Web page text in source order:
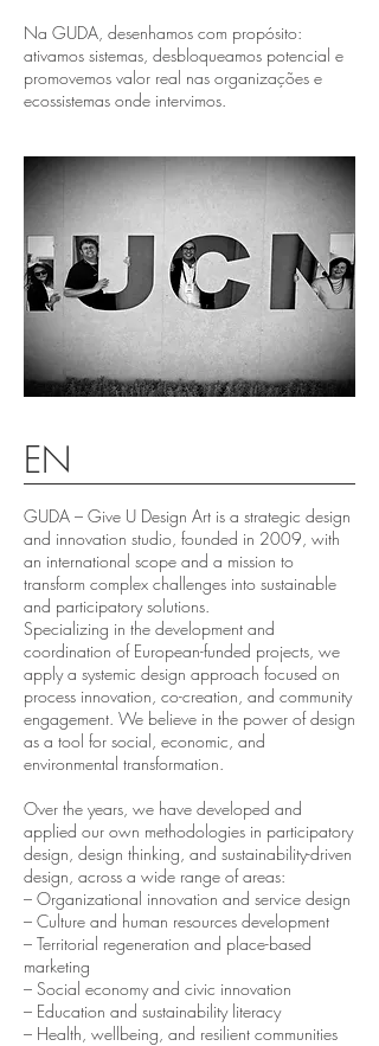
Na GUDA, desenhamos com propósito:
ativamos sistemas, desbloqueamos potencial e
promovemos valor real nas organizações e
ecossistemas onde intervimos.
EN
GUDA – Give U Design Art is a strategic design
and innovation studio, founded in 2009, with
an international scope and a mission to
transform complex challenges into sustainable
and participatory solutions.
Specializing in the development and
coordination of European-funded projects, we
apply a systemic design approach focused on
process innovation, co-creation, and community
engagement. We believe in the power of design
as a tool for social, economic, and
environmental transformation.
Over the years, we have developed and
applied our own methodologies in participatory
design, design thinking, and sustainability-driven
design, across a wide range of areas:
– Organizational innovation and service design
– Culture and human resources development
– Territorial regeneration and place-based
marketing
– Social economy and civic innovation
– Education and sustainability literacy
– Health, wellbeing, and resilient communities